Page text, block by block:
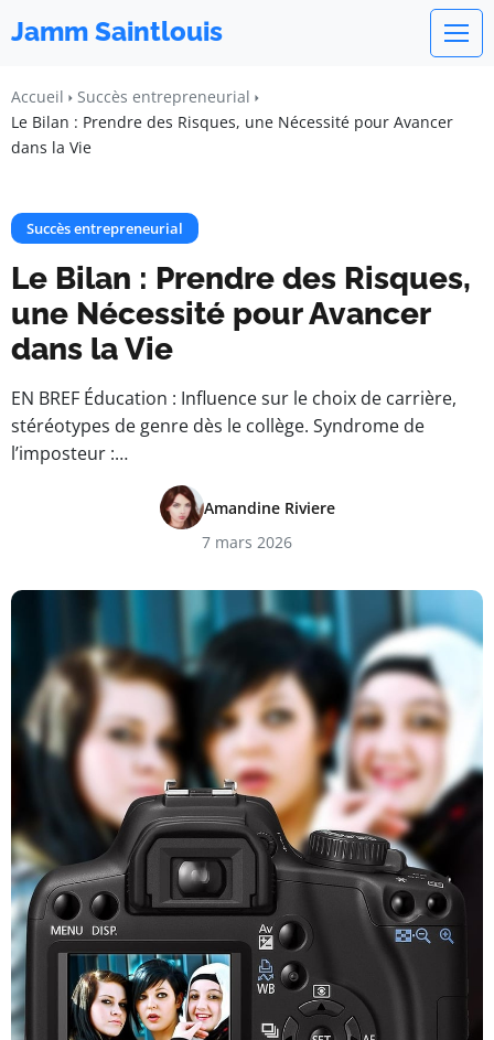
Jamm Saintlouis
Accueil
Succès entrepreneurial
Le Bilan : Prendre des Risques, une Nécessité pour Avancer
dans la Vie
Succès entrepreneurial
Le Bilan : Prendre des Risques,
une Nécessité pour Avancer
dans la Vie
EN BREF Éducation : Influence sur le choix de carrière,
stéréotypes de genre dès le collège. Syndrome de
l’imposteur :…
Amandine Riviere
7 mars 2026